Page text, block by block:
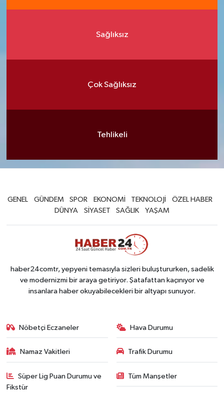
Sağlıksız
Çok Sağlıksız
Tehlikeli
GENEL GÜNDEM SPOR EKONOMİ TEKNOLOJİ
ÖZEL HABER
DÜNYA
SİYASET SAĞLIK YAŞAM
haber24comtr, yepyeni temasıyla sizleri buluştururken, sadelik
ve modernizmi bir araya getiriyor. Şatafattan kaçınıyor ve
insanlara haber okuyabilecekleri bir altyapı sunuyor.
Nöbetçi Eczaneler Hava Durumu
Namaz Vakitleri Trafik Durumu
Süper Lig Puan Durumu ve
Fikstür
Tüm Manşetler